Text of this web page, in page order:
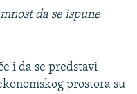
da se ispune
i da se predstavi
prostora su